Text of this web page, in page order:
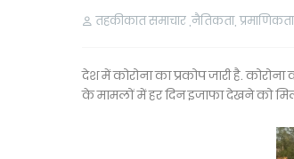
तहकीकात समाचार ,नैतिकता, प्रमाणिकता,
देश में कोरोना का प्रकोप जारी है.
के मामलों में हर दिन इजाफा देखने को